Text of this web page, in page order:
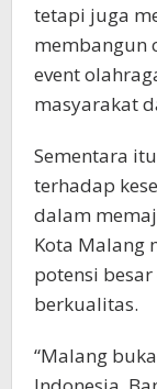
tetapi juga
membangun
event
masyarakat
Sementara
terhadap
dalam
Kota Malang
potensi
berkualitas.
“Malang